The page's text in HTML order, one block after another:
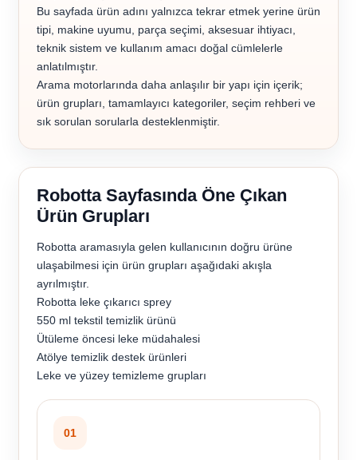
Bu sayfada ürün adını yalnızca tekrar etmek yerine ürün
tipi, makine uyumu, parça seçimi, aksesuar ihtiyacı,
teknik sistem ve kullanım amacı doğal cümlelerle
anlatılmıştır.
Arama motorlarında daha anlaşılır bir yapı için içerik;
ürün grupları, tamamlayıcı kategoriler, seçim rehberi ve
sık sorulan sorularla desteklenmiştir.
Robotta Sayfasında Öne Çıkan
Ürün Grupları
Robotta aramasıyla gelen kullanıcının doğru ürüne
ulaşabilmesi için ürün grupları aşağıdaki akışla
ayrılmıştır.
Robotta leke çıkarıcı sprey
550 ml tekstil temizlik ürünü
Ütüleme öncesi leke müdahalesi
Atölye temizlik destek ürünleri
Leke ve yüzey temizleme grupları
01